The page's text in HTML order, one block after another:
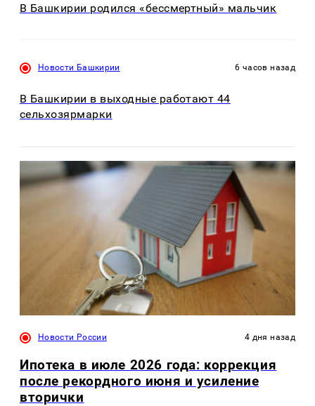
В Башкирии родился «бессмертный» мальчик
Новости Башкирии 6 часов назад
В Башкирии в выходные работают 44
сельхозярмарки
Новости России 4 дня назад
Ипотека в июле 2026 года: коррекция
после рекордного июня и усиление
вторички